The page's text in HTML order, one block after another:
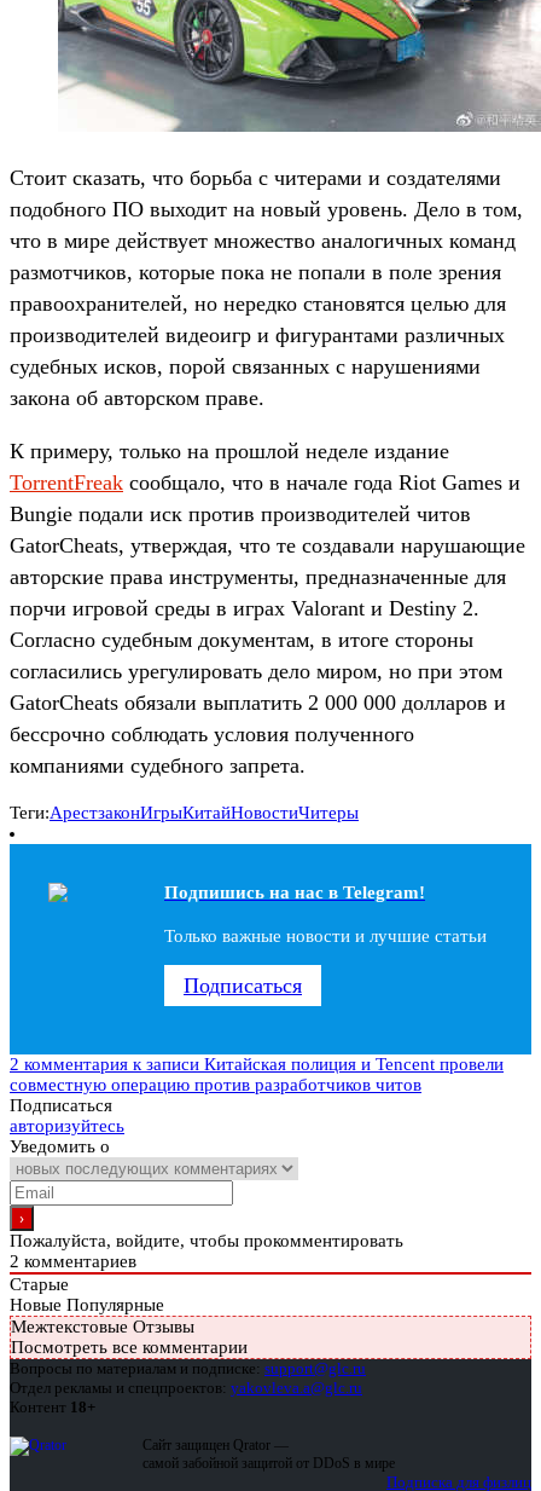
Стоит сказать, что борьба с читерами и создателями
подобного ПО выходит на новый уровень. Дело в том,
что в мире действует множество аналогичных команд
размотчиков, которые пока не попали в поле зрения
правоохранителей, но нередко становятся целью для
производителей видеоигр и фигурантами различных
судебных исков, порой связанных с нарушениями
закона об авторском праве.
К примеру, только на прошлой неделе издание
TorrentFreak сообщало, что в начале года Riot Games и
Bungie подали иск против производителей читов
GatorCheats, утверждая, что те создавали нарушающие
авторские права инструменты, предназначенные для
порчи игровой среды в играх Valorant и Destiny 2.
Согласно судебным документам, в итоге стороны
согласились урегулировать дело миром, но при этом
GatorCheats обязали выплатить 2 000 000 долларов и
бессрочно соблюдать условия полученного
компаниями судебного запрета.
Теги:АрестзаконИгрыКитайНовостиЧитеры
Подпишись на наc в Telegram!
Только важные новости и лучшие статьи
Подписаться
2 комментария к записи Китайская полиция и Tencent провели
совместную операцию против разработчиков читов
Подписаться
авторизуйтесь
Уведомить о
Пожалуйста, войдите, чтобы прокомментировать
2 комментариев
Старые
Новые Популярные
Межтекстовые Отзывы
Посмотреть все комментарии
Вопросы по материалам и подписке: support@glc.ru
Отдел рекламы и спецпроектов: yakovleva.a@glc.ru
Контент 18+
Сайт защищен Qrator —
самой забойной защитой от DDoS в мире
Подписка для физлиц